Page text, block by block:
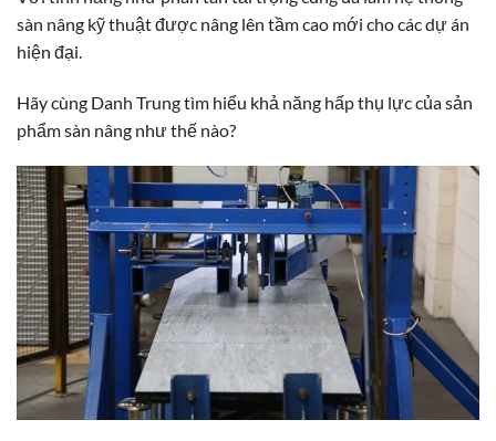
sàn nâng kỹ thuật được nâng lên tầm cao mới cho các dự án
hiện đại.
Hãy cùng Danh Trung tìm hiểu khả năng hấp thụ lực của sản
phẩm sàn nâng như thế nào?